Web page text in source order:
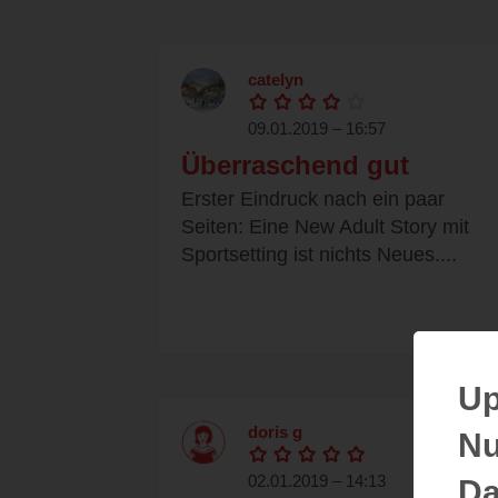
catelyn
09.01.2019 – 16:57
Überraschend gut
Erster Eindruck nach ein paar
Seiten: Eine New Adult Story mit
Sportsetting ist nichts Neues....
doris g
02.01.2019 – 14:13